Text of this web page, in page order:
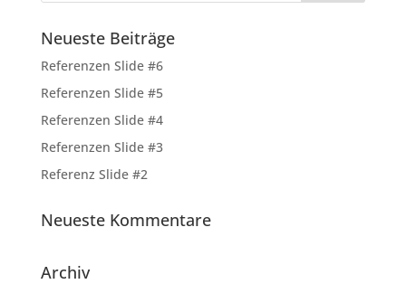
Neueste Beiträge
Referenzen Slide #6
Referenzen Slide #5
Referenzen Slide #4
Referenzen Slide #3
Referenz Slide #2
Neueste Kommentare
Archiv